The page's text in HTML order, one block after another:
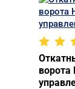
ворота